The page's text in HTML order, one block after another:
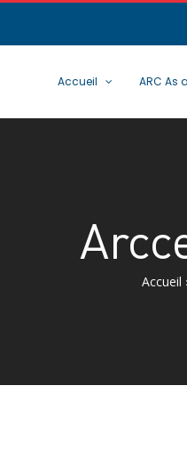
for:
Accueil ARC As
Accueil